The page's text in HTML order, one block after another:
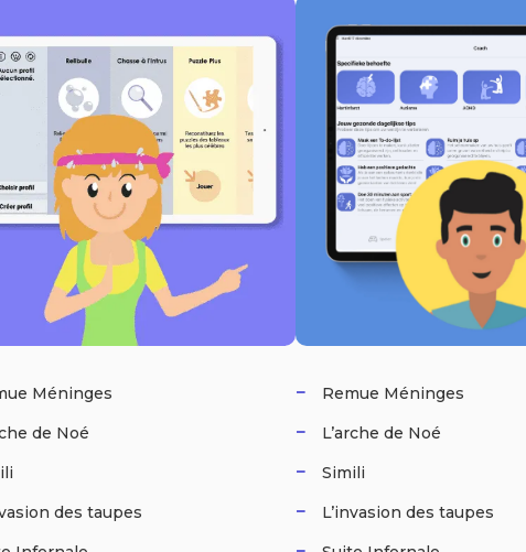
Méninges
de Noé
des taupes
Remue Méninges
L’arche de Noé
Simili
L’invasion des taupes